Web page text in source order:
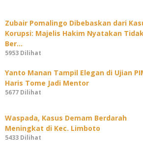
Zubair Pomalingo Dibebaskan dari
Korupsi: Majelis Hakim Nyatakan
Ber…
5953 Dilihat
Yanto Manan Tampil Elegan di Ujian
Haris Tome Jadi Mentor
5677 Dilihat
Waspada, Kasus Demam Berdarah
Meningkat di Kec. Limboto
5433 Dilihat